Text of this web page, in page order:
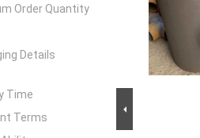
Order Quantity:
Details:
Time:
Terms: